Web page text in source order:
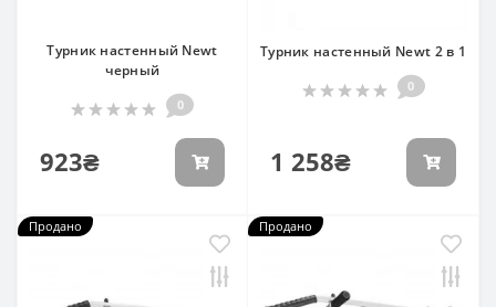
Турник настенный Newt
черный
0
923₴
Турник настенный Newt 2 в 1
0
1 258₴
Продано Продано